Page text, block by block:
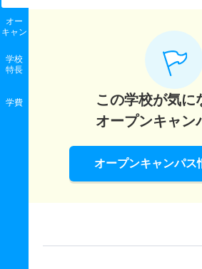
オー
キャン
学校
特長
学費
この学校が気に
オープンキャン
オープンキャンパス